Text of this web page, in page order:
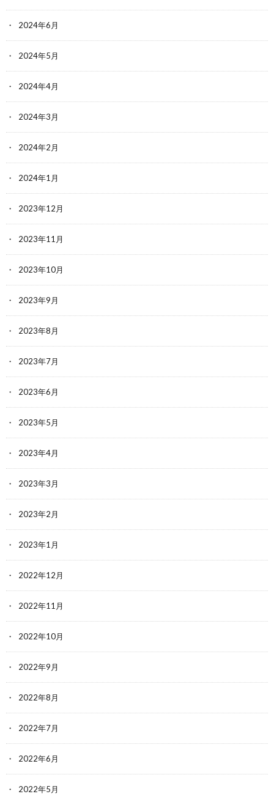
2024年6月
2024年5月
2024年4月
2024年3月
2024年2月
2024年1月
2023年12月
2023年11月
2023年10月
2023年9月
2023年8月
2023年7月
2023年6月
2023年5月
2023年4月
2023年3月
2023年2月
2023年1月
2022年12月
2022年11月
2022年10月
2022年9月
2022年8月
2022年7月
2022年6月
2022年5月